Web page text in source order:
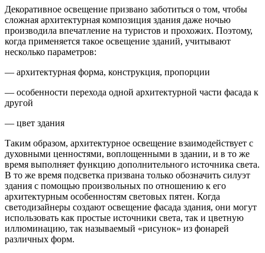
Декоративное освещение призвано заботиться о том, чтобы
сложная архитектурная композиция здания даже ночью
производила впечатление на туристов и прохожих. Поэтому,
когда применяется такое освещение зданий, учитывают
несколько параметров:
— архитектурная форма, конструкция, пропорции
— особенности перехода одной архитектурной части фасада к
другой
— цвет здания
Таким образом, архитектурное освещение взаимодействует с
духовными ценностями, воплощенными в здании, и в то же
время выполняет функцию дополнительного источника света.
В то же время подсветка призвана только обозначить силуэт
здания с помощью произвольных по отношению к его
архитектурным особенностям световых пятен. Когда
светодизайнеры создают освещение фасада здания, они могут
использовать как простые источники света, так и цветную
иллюминацию, так называемый «рисунок» из фонарей
различных форм.